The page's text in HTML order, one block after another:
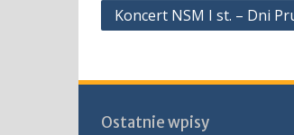
Nawigacja
Koncert NSM I st. – Dni
Ostatnie wpisy